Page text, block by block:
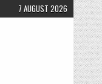
7 AUGUST 2026